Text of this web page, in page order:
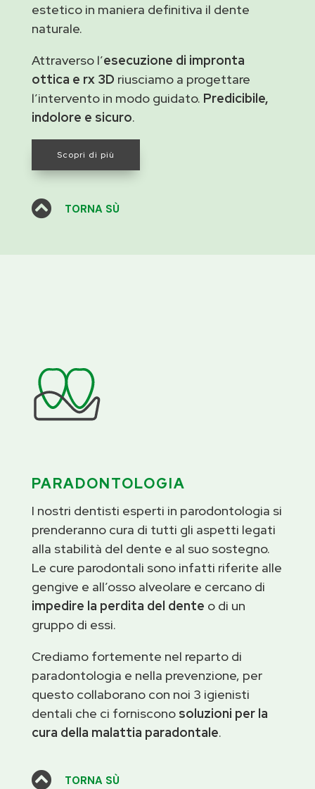
estetico in maniera definitiva il dente
naturale.
Attraverso l’esecuzione di impronta
ottica e rx 3D riusciamo a progettare
l’intervento in modo guidato. Predicibile,
indolore e sicuro.
Scopri di più
 TORNA SÙ
PARADONTOLOGIA
I nostri dentisti esperti in parodontologia si
prenderanno cura di tutti gli aspetti legati
alla stabilità del dente e al suo sostegno.
Le cure parodontali sono infatti riferite alle
gengive e all’osso alveolare e cercano di
impedire la perdita del dente o di un
gruppo di essi.
Crediamo fortemente nel reparto di
paradontologia e nella prevenzione, per
questo collaborano con noi 3 igienisti
dentali che ci forniscono soluzioni per la
cura della malattia paradontale.
 TORNA SÙ